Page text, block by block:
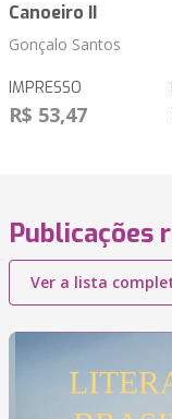
Canoeiro II
Gonçalo Santos
IMPRESSO
R$ 53,47
Publicações
Ver a lista